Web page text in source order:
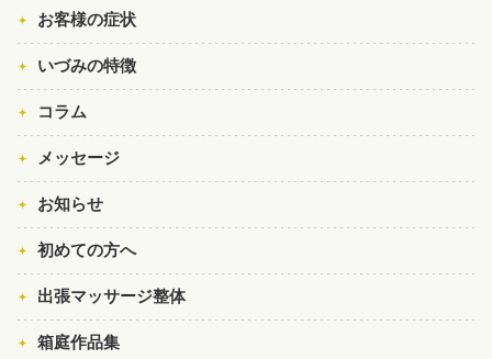
お客様の症状
いづみの特徴
コラム
メッセージ
お知らせ
初めての方へ
出張マッサージ整体
箱庭作品集